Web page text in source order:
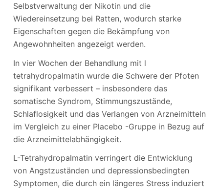
Selbstverwaltung der Nikotin und die
Wiedereinsetzung bei Ratten, wodurch starke
Eigenschaften gegen die Bekämpfung von
Angewohnheiten angezeigt werden.
In vier Wochen der Behandlung mit l
tetrahydropalmatin wurde die Schwere der Pfoten
signifikant verbessert – insbesondere das
somatische Syndrom, Stimmungszustände,
Schlaflosigkeit und das Verlangen von Arzneimitteln
im Vergleich zu einer Placebo -Gruppe in Bezug auf
die Arzneimittelabhängigkeit.
L-Tetrahydropalmatin verringert die Entwicklung
von Angstzuständen und depressionsbedingten
Symptomen, die durch ein längeres Stress induziert